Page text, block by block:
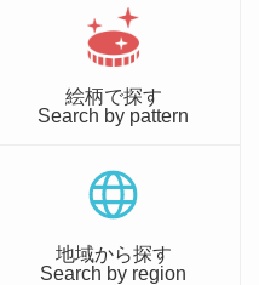
絵柄で探す
Search by pattern
地域から探す
Search by region